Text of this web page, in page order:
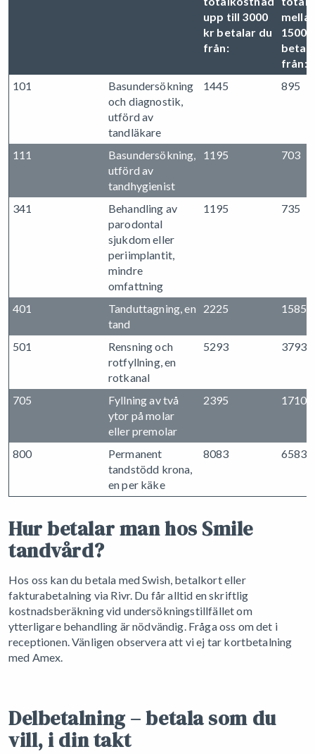
upp till 3000
kr betalar du
från:
från:
101
Basundersökning
och diagnostik,
utförd av
tandläkare
1445 895
111
Basundersökning,
utförd av
tandhygienist
1195 703
341
Behandling av
parodontal
sjukdom eller
periimplantit,
mindre
omfattning
1195 735
401
Tanduttagning, en
tand
2225 1585
501
Rensning och
rotfyllning, en
rotkanal
5293 3793
705
Fyllning av två
ytor på molar
eller premolar
2395 1710
800
Permanent
tandstödd krona,
en per käke
8083 6583
Hur betalar man hos Smile
tandvård?
Hos oss kan du betala med Swish, betalkort eller
fakturabetalning via Rivr. Du får alltid en skriftlig
kostnadsberäkning vid undersökningstillfället om
ytterligare behandling är nödvändig. Fråga oss om det i
receptionen. Vänligen observera att vi ej tar kortbetalning
med Amex.
Delbetalning – betala som du
vill, i din takt